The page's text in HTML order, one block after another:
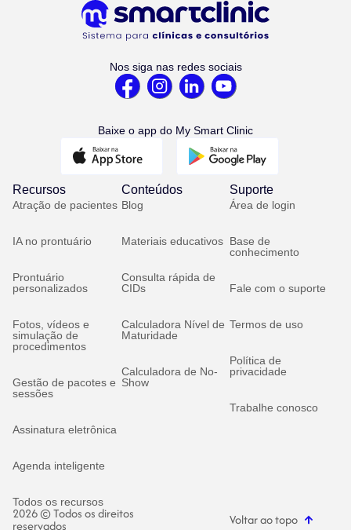
Nos siga nas redes sociais
Baixe o app do My Smart Clinic
Recursos
Atração de pacientes
IA no prontuário
Prontuário
personalizados
Fotos, vídeos e
simulação de
procedimentos
Gestão de pacotes e
sessões
Assinatura eletrônica
Agenda inteligente
Todos os recursos
Conteúdos
Blog
Materiais educativos
Consulta rápida de
CIDs
Calculadora Nível de
Maturidade
Calculadora de No-
Show
Suporte
Área de login
Base de
conhecimento
Fale com o suporte
Termos de uso
Política de
privacidade
Trabalhe conosco
2026 © Todos os direitos
reservados Voltar ao topo